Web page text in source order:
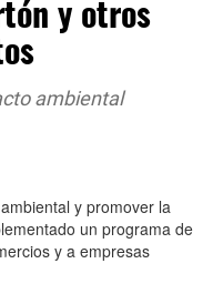
y otros
ambiental
y promover la
un programa de
y a empresas